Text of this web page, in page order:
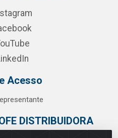
Acesso
DISTRIBUIDORA